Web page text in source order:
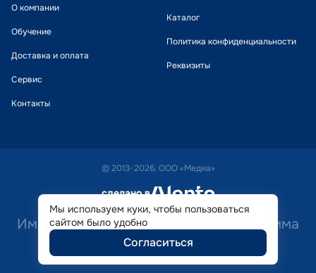
О компании
Обучение
Доставка и оплата
Сервис
Контакты
Каталог
Политика конфиденциальности
Реквизиты
© 2013-2026, ООО «Медиа»
сделано в alente
Имеются противопоказания. Необходима
консультация специалиста.
Мы используем куки, чтобы пользоваться
сайтом было удобно
Согласиться